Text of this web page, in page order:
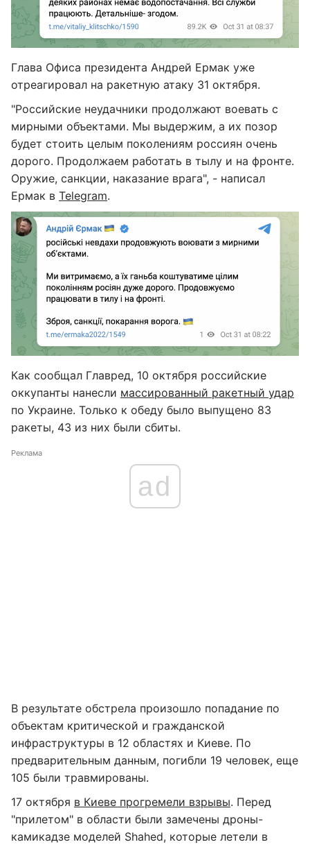
Глава Офиса президента Андрей Ермак уже
отреагировал на ракетную атаку 31 октября.
"Российские неудачники продолжают воевать с
мирными объектами. Мы выдержим, а их позор
будет стоить целым поколениям россиян очень
дорого. Продолжаем работать в тылу и на фронте.
Оружие, санкции, наказание врага", - написал
Ермак в Telegram.
Как сообщал Главред, 10 октября российские
оккупанты нанесли массированный ракетный удар
по Украине. Только к обеду было выпущено 83
ракеты, 43 из них были сбиты.
Реклама
ad
В результате обстрела произошло попадание по
объектам критической и гражданской
инфраструктуры в 12 областях и Киеве. По
предварительным данным, погибли 19 человек, еще
105 были травмированы.
17 октября в Киеве прогремели взрывы. Перед
"прилетом" в области были замечены дроны-
камикадзе моделей Shahed, которые летели в